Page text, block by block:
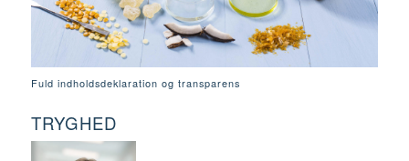
Fuld indholdsdeklaration og transparens
TRYGHED